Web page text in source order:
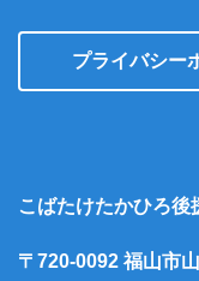
プライバシー
こばたけたかひろ後
〒720-0092 福山市